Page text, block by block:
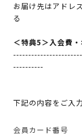
お届け先はアドレ
る
＜特典5＞入会費
----------
下記の内容をご入
会員カード番号